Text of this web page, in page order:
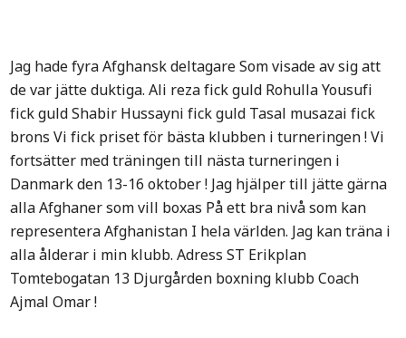
Jag hade fyra Afghansk deltagare Som visade av sig att
de var jätte duktiga. Ali reza fick guld Rohulla Yousufi
fick guld Shabir Hussayni fick guld Tasal musazai fick
brons Vi fick priset för bästa klubben i turneringen ! Vi
fortsätter med träningen till nästa turneringen i
Danmark den 13-16 oktober ! Jag hjälper till jätte gärna
alla Afghaner som vill boxas På ett bra nivå som kan
representera Afghanistan I hela världen. Jag kan träna i
alla ålderar i min klubb. Adress ST Erikplan
Tomtebogatan 13 Djurgården boxning klubb Coach
Ajmal Omar !